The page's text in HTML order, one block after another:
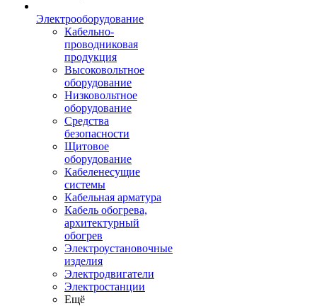
Электрооборудование
Кабельно-
проводниковая
продукция
Высоковольтное
оборудование
Низковольтное
оборудование
Средства
безопасности
Щитовое
оборудование
Кабеленесущие
системы
Кабельная арматура
Кабель обогрева,
архитектурный
обогрев
Электроустановочные
изделия
Электродвигатели
Электростанции
Ещё